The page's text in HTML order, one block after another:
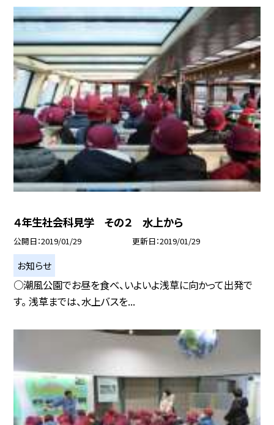
４年生社会科見学 その２ 水上から
公開日 2019/01/29 更新日 2019/01/29
お知らせ
○潮風公園でお昼を食べ、いよいよ浅草に向かって出発で
す。 浅草までは、水上バスを...